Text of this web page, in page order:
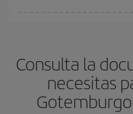
Consulta la
necesitas